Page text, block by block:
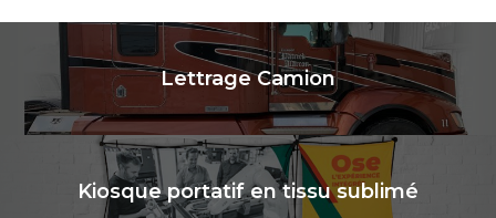
Lettrage Camion
Kiosque portatif en tissu sublimé